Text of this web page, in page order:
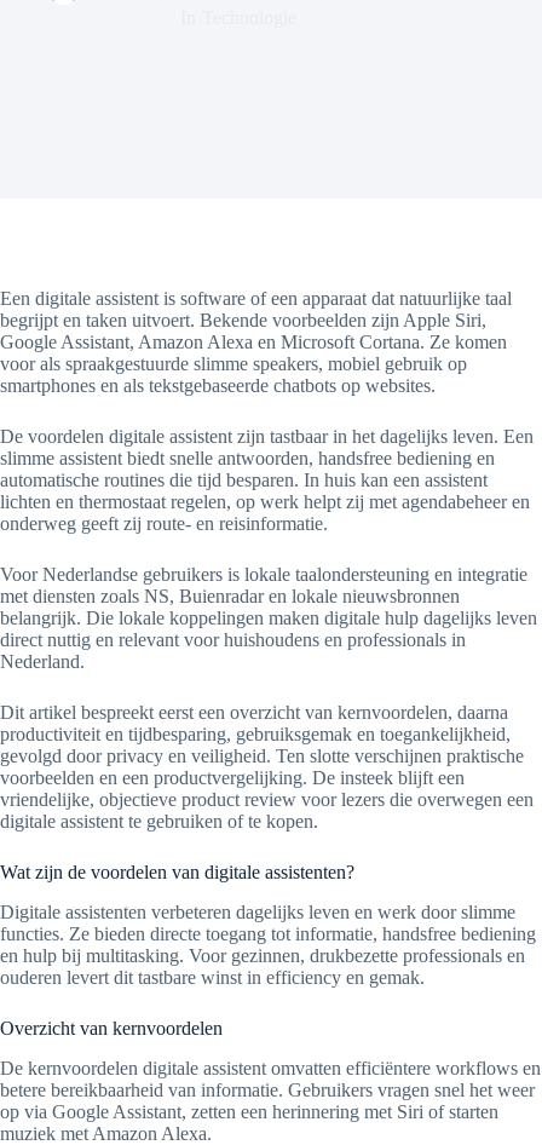
Een digitale assistent is software of een apparaat dat natuurlijke taal
begrijpt en taken uitvoert. Bekende voorbeelden zijn Apple Siri,
Google Assistant, Amazon Alexa en Microsoft Cortana. Ze komen
voor als spraakgestuurde slimme speakers, mobiel gebruik op
smartphones en als tekstgebaseerde chatbots op websites.
De voordelen digitale assistent zijn tastbaar in het dagelijks leven. Een
slimme assistent biedt snelle antwoorden, handsfree bediening en
automatische routines die tijd besparen. In huis kan een assistent
lichten en thermostaat regelen, op werk helpt zij met agendabeheer en
onderweg geeft zij route- en reisinformatie.
Voor Nederlandse gebruikers is lokale taalondersteuning en integratie
met diensten zoals NS, Buienradar en lokale nieuwsbronnen
belangrijk. Die lokale koppelingen maken digitale hulp dagelijks leven
direct nuttig en relevant voor huishoudens en professionals in
Nederland.
Dit artikel bespreekt eerst een overzicht van kernvoordelen, daarna
productiviteit en tijdbesparing, gebruiksgemak en toegankelijkheid,
gevolgd door privacy en veiligheid. Ten slotte verschijnen praktische
voorbeelden en een productvergelijking. De insteek blijft een
vriendelijke, objectieve product review voor lezers die overwegen een
digitale assistent te gebruiken of te kopen.
Wat zijn de voordelen van digitale assistenten?
Digitale assistenten verbeteren dagelijks leven en werk door slimme
functies. Ze bieden directe toegang tot informatie, handsfree bediening
en hulp bij multitasking. Voor gezinnen, drukbezette professionals en
ouderen levert dit tastbare winst in efficiency en gemak.
Overzicht van kernvoordelen
De kernvoordelen digitale assistent omvatten efficiëntere workflows en
betere bereikbaarheid van informatie. Gebruikers vragen snel het weer
op via Google Assistant, zetten een herinnering met Siri of starten
muziek met Amazon Alexa.